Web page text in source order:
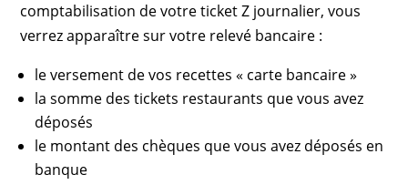
comptabilisation de votre ticket Z journalier, vous
verrez apparaître sur votre relevé bancaire :
le versement de vos recettes « carte bancaire »
la somme des tickets restaurants que vous avez
déposés
le montant des chèques que vous avez déposés en
banque